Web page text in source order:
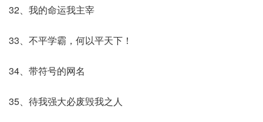
32、我的命运我主宰
33、不平学霸，何以平天下！
34、带符号的网名
35、待我强大必废毁我之人